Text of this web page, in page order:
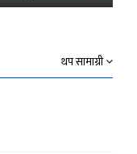
थप सामाग्री